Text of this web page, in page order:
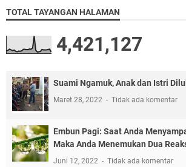
TOTAL TAYANGAN HALAMAN
4,421,127
Suami Ngamuk, Anak dan Istri
Maret 28, 2022 Tidak ada komentar
Embun Pagi: Saat Anda
Maka Anda Menemukan Dua
Juni 12, 2022 Tidak ada komentar